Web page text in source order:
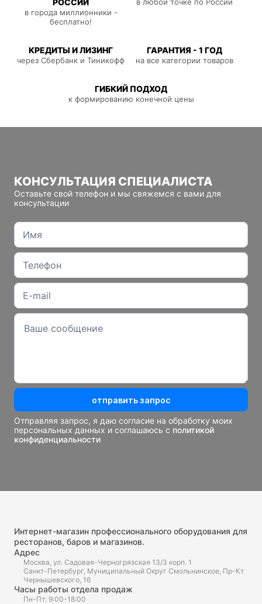
РОССИИ
в города миллионники -
бесплатно!
КРЕДИТЫ И ЛИЗИНГ
через Сбербанк и Тиникофф
ГАРАНТИЯ - 1 ГОД
на все категории товаров
ГИБКИЙ ПОДХОД
к формированию конечной цены
КОНСУЛЬТАЦИЯ СПЕЦИАЛИСТА
Оставьте свой телефон и мы свяжемся с вами для
консультации
отправить запрос
Отправляя запрос, я даю согласие на обработку моих
персональных данных и соглашаюсь с политикой
конфиденциальности
Интернет-магазин профессионального оборудования для
ресторанов, баров и магазинов.
Адрес
Москва, ул. Садовая-Черногрязская 13/3 корп. 1
Санкт-Петербург, Муниципальный Округ Смольнинское, Пр-Кт
Чернышевского, 16
Часы работы отдела продаж
Пн-Пт: 9:00-18:00